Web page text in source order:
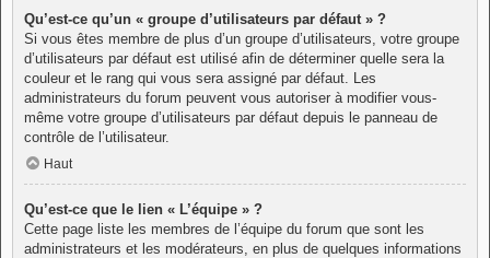
Qu’est-ce qu’un « groupe d’utilisateurs par défaut » ?
Si vous êtes membre de plus d’un groupe d’utilisateurs, votre groupe
d’utilisateurs par défaut est utilisé afin de déterminer quelle sera la
couleur et le rang qui vous sera assigné par défaut. Les
administrateurs du forum peuvent vous autoriser à modifier vous-
même votre groupe d’utilisateurs par défaut depuis le panneau de
contrôle de l’utilisateur.
Haut
Qu’est-ce que le lien « L’équipe » ?
Cette page liste les membres de l’équipe du forum que sont les
administrateurs et les modérateurs, en plus de quelques informations